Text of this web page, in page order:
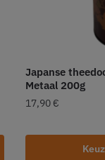
Japanse
Metaal 200g
17,90 €